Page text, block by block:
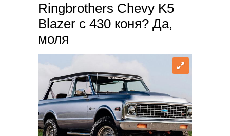
Ringbrothers Chevy K5
Blazer с 430 коня? Да,
моля